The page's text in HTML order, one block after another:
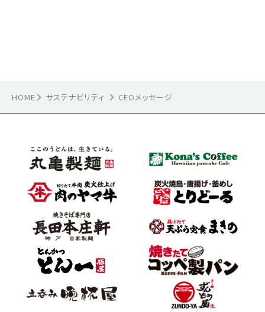
HOME サステナビリティ CEOメッセージ